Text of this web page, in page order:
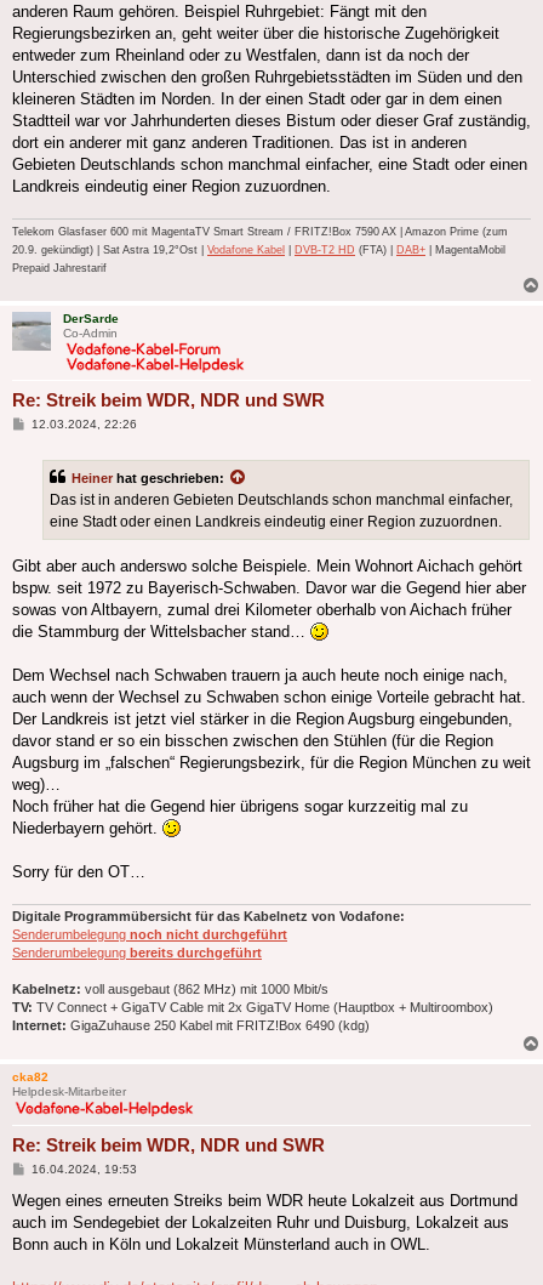
anderen Raum gehören. Beispiel Ruhrgebiet: Fängt mit den
Regierungsbezirken an, geht weiter über die historische Zugehörigkeit
entweder zum Rheinland oder zu Westfalen, dann ist da noch der
Unterschied zwischen den großen Ruhrgebietsstädten im Süden und den
kleineren Städten im Norden. In der einen Stadt oder gar in dem einen
Stadtteil war vor Jahrhunderten dieses Bistum oder dieser Graf zuständig,
dort ein anderer mit ganz anderen Traditionen. Das ist in anderen
Gebieten Deutschlands schon manchmal einfacher, eine Stadt oder einen
Landkreis eindeutig einer Region zuzuordnen.
Telekom Glasfaser 600 mit MagentaTV Smart Stream / FRITZ!Box 7590 AX | Amazon Prime (zum
20.9. gekündigt) | Sat Astra 19,2°Ost | Vodafone Kabel DVB-T2 HD (FTA) | DAB+ | MagentaMobil
Prepaid Jahrestarif
DerSarde
Co-Admin
Re: Streik beim WDR, NDR und SWR
Beitrag
12.03.2024, 22:26
Heiner hat geschrieben:
Das ist in anderen Gebieten Deutschlands schon manchmal einfacher,
eine Stadt oder einen Landkreis eindeutig einer Region zuzuordnen.
Gibt aber auch anderswo solche Beispiele. Mein Wohnort Aichach gehört
bspw. seit 1972 zu Bayerisch-Schwaben. Davor war die Gegend hier aber
sowas von Altbayern, zumal drei Kilometer oberhalb von Aichach früher
die Stammburg der Wittelsbacher stand…
Dem Wechsel nach Schwaben trauern ja auch heute noch einige nach,
auch wenn der Wechsel zu Schwaben schon einige Vorteile gebracht hat.
Der Landkreis ist jetzt viel stärker in die Region Augsburg eingebunden,
davor stand er so ein bisschen zwischen den Stühlen (für die Region
Augsburg im „falschen“ Regierungsbezirk, für die Region München zu weit
weg)…
Noch früher hat die Gegend hier übrigens sogar kurzzeitig mal zu
Niederbayern gehört.
Sorry für den OT…
Digitale Programmübersicht für das Kabelnetz von Vodafone:
Senderumbelegung noch nicht durchgeführt
Senderumbelegung bereits durchgeführt
Kabelnetz: voll ausgebaut (862 MHz) mit 1000 Mbit/s
TV: TV Connect + GigaTV Cable mit 2x GigaTV Home (Hauptbox + Multiroombox)
Internet: GigaZuhause 250 Kabel mit FRITZ!Box 6490 (kdg)
cka82
Helpdesk-Mitarbeiter
Re: Streik beim WDR, NDR und SWR
Beitrag
16.04.2024, 19:53
Wegen eines erneuten Streiks beim WDR heute Lokalzeit aus Dortmund
auch im Sendegebiet der Lokalzeiten Ruhr und Duisburg, Lokalzeit aus
Bonn auch in Köln und Lokalzeit Münsterland auch in OWL.